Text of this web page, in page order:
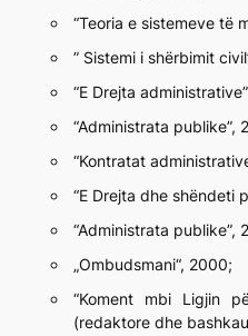
“Teoria e sistemeve të
” Sistemi i shërbimit
“E Drejta
“Administrata publike”,
“Kontratat
“E Drejta dhe shëndeti
“Administrata publike”,
„Ombudsmani“, 2000;
“Koment mbi Ligjin
(redaktore dhe